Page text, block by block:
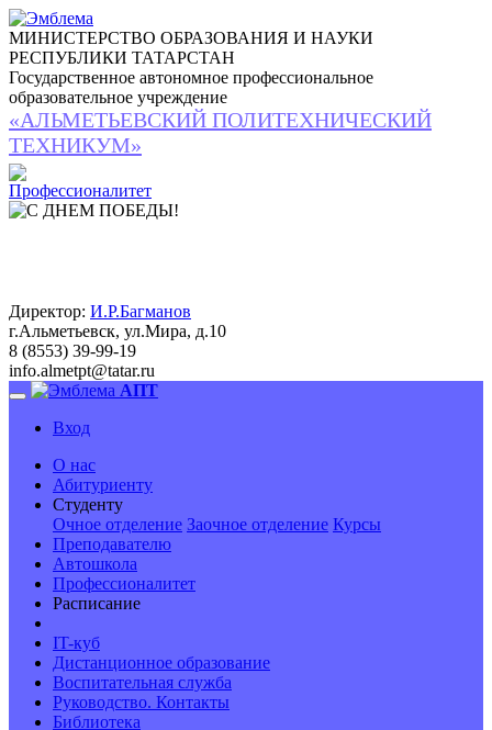
МИНИСТЕРСТВО ОБРАЗОВАНИЯ И НАУКИ
РЕСПУБЛИКИ ТАТАРСТАН
Государственное автономное профессиональное
образовательное учреждение
«АЛЬМЕТЬЕВСКИЙ ПОЛИТЕХНИЧЕСКИЙ
ТЕХНИКУМ»
Директор: И.Р.Багманов
г.Альметьевск, ул.Мира, д.10
8 (8553) 39-99-19
info.almetpt@tatar.ru
АПТ
Вход
О нас
Абитуриенту
Студенту
Очное отделение Заочное отделение Курсы
Преподавателю
Автошкола
Профессионалитет
Расписание
IT-куб
Дистанционное образование
Воспитательная служба
Руководство. Контакты
Библиотека